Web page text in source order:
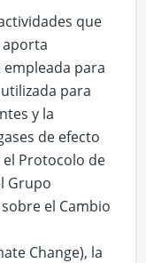
que
aporta
para
para
y la
de efecto
Protocolo de
Grupo
el Cambio
Change), la